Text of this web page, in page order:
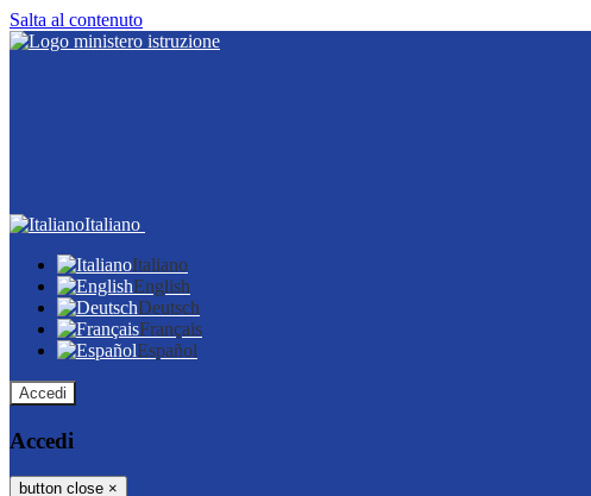
Salta al contenuto
Italiano
Italiano
English
Deutsch
Français
Español
Accedi
Accedi
button close ×